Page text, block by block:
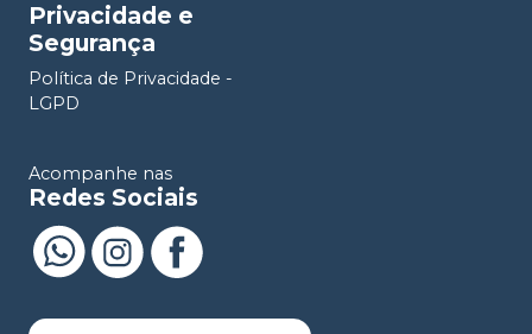
Privacidade e
Segurança
Política de Privacidade -
LGPD
Acompanhe nas
Redes Sociais